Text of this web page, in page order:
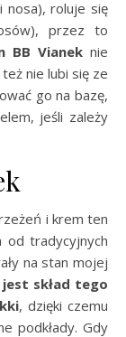
nosa), roluje się
przez to
BB Vianek nie
nie lubi się ze
go na bazę,
jeśli zależy
i krem ten
od tradycyjnych
na stan mojej
skład tego
, dzięki czemu
podkłady. Gdy